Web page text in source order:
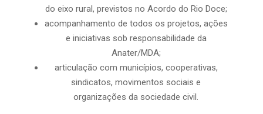
do eixo rural, previstos no Acordo do Rio Doce;
acompanhamento de todos os projetos, ações
e iniciativas sob responsabilidade da
Anater/MDA;
articulação com municípios, cooperativas,
sindicatos, movimentos sociais e
organizações da sociedade civil.